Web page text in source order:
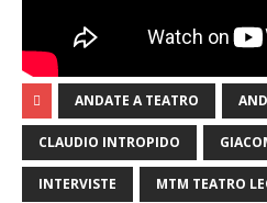
ANDATE A TEATRO
CLAUDIO INTROPIDO
INTERVISTE MTM TEATRO